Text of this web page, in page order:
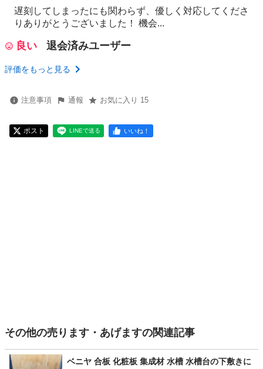
遅刻してしまったにも関わらず、優しく対応してくださ
りありがとうございました！ 機会...
良い 退会済みユーザー
評価をもっと見る
注意事項 通報 お気に入り 15
ポスト LINEで送る いいね！
その他の売ります・あげますの関連記事
ベニヤ 合板 化粧板 集成材 水槽 水槽台の下敷きに